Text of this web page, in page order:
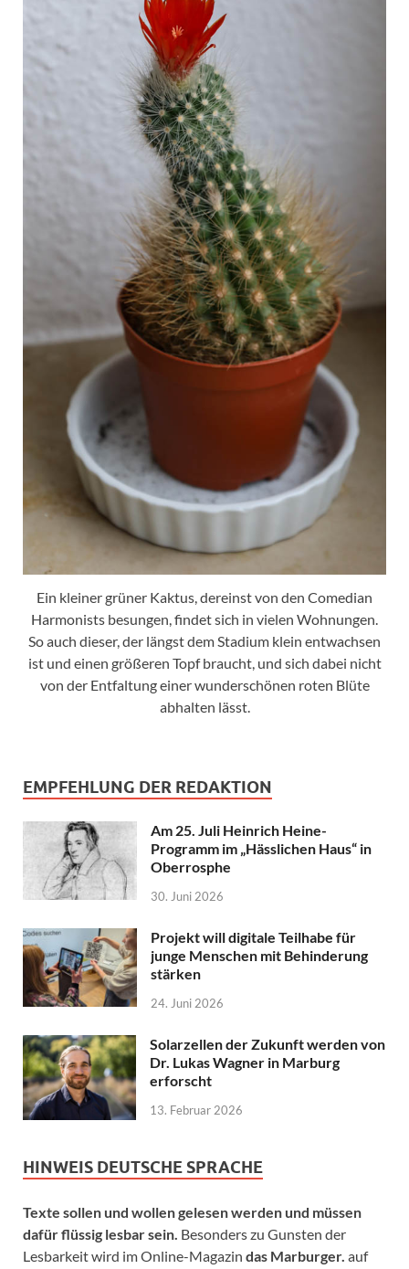
Ein kleiner grüner Kaktus, dereinst von den Comedian
Harmonists besungen, findet sich in vielen Wohnungen.
So auch dieser, der längst dem Stadium klein entwachsen
ist und einen größeren Topf braucht, und sich dabei nicht
von der Entfaltung einer wunderschönen roten Blüte
abhalten lässt.
EMPFEHLUNG DER REDAKTION
Am 25. Juli Heinrich Heine-
Programm im „Hässlichen Haus“ in
Oberrosphe
30. Juni 2026
Projekt will digitale Teilhabe für
junge Menschen mit Behinderung
stärken
24. Juni 2026
Solarzellen der Zukunft werden von
Dr. Lukas Wagner in Marburg
erforscht
13. Februar 2026
HINWEIS DEUTSCHE SPRACHE
Texte sollen und wollen gelesen werden und müssen
dafür flüssig lesbar sein. Besonders zu Gunsten der
Lesbarkeit wird im Online-Magazin das Marburger. auf